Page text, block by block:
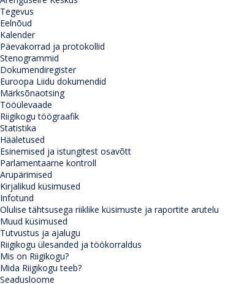
Tegevus
Eelnõud
Kalender
Päevakorrad ja protokollid
Stenogrammid
Dokumendiregister
Euroopa Liidu dokumendid
Märksõnaotsing
Tööülevaade
Riigikogu töögraafik
Statistika
Hääletused
Esinemised ja istungitest osavõtt
Parlamentaarne kontroll
Arupärimised
Kirjalikud küsimused
Infotund
Olulise tähtsusega riiklike küsimuste ja raportite arutelu
Muud küsimused
Tutvustus ja ajalugu
Riigikogu ülesanded ja töökorraldus
Mis on Riigikogu?
Mida Riigikogu teeb?
Seadusloome